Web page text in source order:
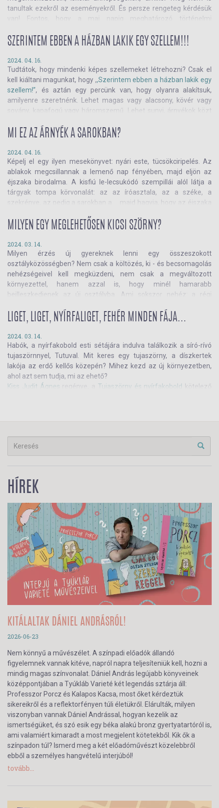
tanultak ezekről az eseményekről. És persze rengeteg kérdésük
van! Fontos, hogy a mai napig meghatározó történelmi
személyiségek által megvívott csatákat, hanem gondoljanak bele,
ebből tanulhatnak igazán. Tamás Zsuzsa legújabb regénye pont
ezt teszi. Vajon hogy élte meg egy ötödikes a második
világháborút? Olvass tovább, és tudj meg mindent A kőoroszlán
szíve című regényről!
SZERINTEM EBBEN A HÁZBAN LAKIK EGY SZELLEM!!!
2024. 04. 16.
Tudtátok, hogy mindenki képes szellemeket létrehozni? Csak el
kell kiáltani magunkat, hogy ,,Szerintem ebben a házban lakik egy
szellem!”, és aztán egy percünk van, hogy olyanra alakítsuk,
amilyenre szeretnénk. Lehet magas vagy alacsony, kövér vagy
sovány, kapafogú vagy háromszemű. Lehet sunyi, árnyékok közt
könyvének főszereplője nem hasonlít semmilyen másik
ijesztgetni. Hogy sikerül neki?
MI EZ AZ ÁRNYÉK A SAROKBAN?
2024. 04. 16.
Képelj el egy ilyen mesekönyvet: nyári este, tücsökciripelés. Az
ablakok megcsillannak a lemenő nap fényében, majd eljön az
éjszaka birodalma. A kisfiú le-lecsukódó szempillái alól látja a
tárgyak tompa körvonalát: az az íróasztala, az a széke, a
szekrénye, az pedig a sarokban a.… majd hagyja, hogy az éjszaka
susogása hallatszik a háztető felől. A sarokban halkan felhuhog a
Szerintem ebben a házban lakik egy szellem!!!
MILYEN EGY MEGLEHETŐSEN KICSI SZÖRNY?
2024. 03. 14.
Milyen érzés új gyereknek lenni egy összeszokott
osztályközösségben? Nem csak a költözés, ki - és becsomagolás
nehézségeivel kell megküzdeni, nem csak a megváltozott
környezettel, hanem azzal is, hogy minél hamarabb
beilleszkedjenek az új osztályba. Ami sokszor nehéz: a régi
tornasorba, más íze volt a borsólevesnek. Hogy lehet mindezt
megszokni?
És milyen érzés lehet az összeszokott osztálynak, hogy egyszer
csak megjelenik egy új gyerek, aki máshogy köszön, rossz helyre
áll be tornaórán és nem szereti a konyásnénik borsólevesét?
Ezt a kérdéskört járja körbeKiss Judit Ágneskönyve, aTujaszörny
és nyírfakobold. Bár nem gyerekekről van szó, hanem az erdő
titokzatos szörnyecskéiről
, de az alapgondolatok ugyanazok:
LIGET, LIGET, NYÍRFALIGET, FEHÉR MINDEN FÁJA...
2024. 03. 14.
Habók, a nyírfakobold esti sétájára indulva találkozik a síró-rívó
tujaszörnnyel, Tutuval. Mit keres egy tujaszörny, a díszkertek
lakója az erdő kellős közepén? Mihez kezd az új környezetben,
ahol azt sem tudja, mi az ehető?
Kiss Judit Ágnes regénye, a Tujaszörny és nyírfakobold kötelező
HÍREK
KITÁLALTAK DÁNIEL ANDRÁSRÓL!
2026-06-23
Nem könnyű a művészélet. A színpadi előadók állandó
figyelemnek vannak kitéve, napról napra teljesíteniük kell, hozni a
mindig magas színvonalat. Dániel András legújabb könyveinek
középpontjában a Tyúkláb Varieté két legendás sztárja áll:
Professzor Porcz és Kalapos Kacsa, most őket kérdeztük
sikereikről és a reflektorfényen túli életükről. Elárulták, milyen
viszonyban vannak Dániel Andrással, hogyan kezelik az
ismertségüket, és szó esik egy béka alakú bronz gyertyatartóról is,
ami valamiért kimaradt a most megjelent kötetekből. Kik ők a
színpadon túl? Ismerd meg a két előadóművészt közelebbről
ebből a személyes hangvételű interjúból!
tovább...